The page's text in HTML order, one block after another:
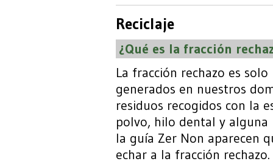
Reciclaje
¿Qué es la fracción
La fracción rechazo es
generados en nuestros
residuos recogidos con la
polvo, hilo dental y alguna
la guía Zer Non aparecen
echar a la fracción rechazo.